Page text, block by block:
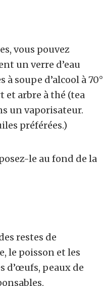
vous pouvez
un verre d’eau
soupe d’alcool à 70°
et arbre à thé (tea
un vaporisateur.
préférées.)
le au fond de la
restes de
le poisson et les
d’œufs, peaux de